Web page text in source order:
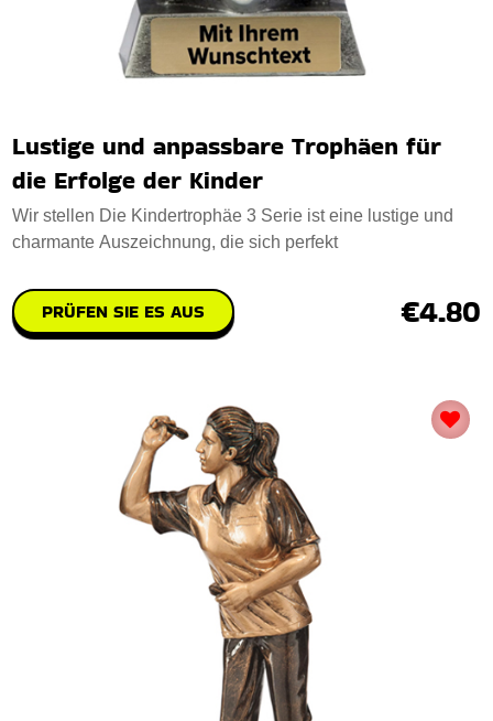
Lustige und anpassbare Trophäen für
die Erfolge der Kinder
Wir stellen Die Kindertrophäe 3 Serie ist eine lustige und
charmante Auszeichnung, die sich perfekt
PRÜFEN SIE ES AUS €4.80